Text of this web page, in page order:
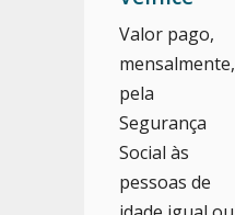
Valor pago,
mensalmente,
pela
Segurança
Social às
pessoas de